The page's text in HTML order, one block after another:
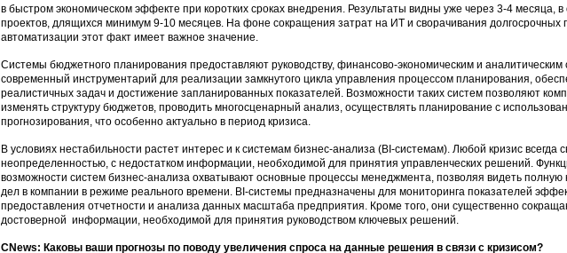
в быстром экономическом эффекте при коротких сроках внедрения. Результаты видны уже через 3-4 месяца, в
проектов, длящихся минимум 9-10 месяцев. На фоне сокращения затрат на ИТ и сворачивания долгосрочных
автоматизации этот факт имеет важное значение.
Системы бюджетного планирования предоставляют руководству, финансово-экономическим и
современный инструментарий для реализации замкнутого цикла управления процессом планирования,
реалистичных задач и достижение запланированных показателей. Возможности таких систем позволяют
изменять структуру бюджетов, проводить многосценарный анализ, осуществлять планирование с
прогнозирования, что особенно актуально в период кризиса.
В условиях нестабильности растет интерес и к системам бизнес-анализа (BI-системам). Любой кризис всегда
неопределенностью, с недостатком информации, необходимой для принятия управленческих решений.
возможности систем бизнес-анализа охватывают основные процессы менеджмента, позволяя видеть полную
дел в компании в режиме реального времени. BI-системы предназначены для мониторинга показателей
предоставления отчетности и анализа данных масштаба предприятия. Кроме того, они существенно
достоверной информации, необходимой для принятия руководством ключевых решений.
CNews: Каковы ваши прогнозы по поводу увеличения спроса на данные решения в связи с кризисом?